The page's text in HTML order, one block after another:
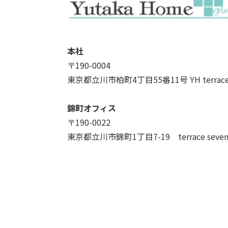
本社
〒190-0004
東京都立川市柏町4丁目55番11号 YH
錦町オフィス
〒190-0022
東京都立川市錦町1丁目7-19 terrace